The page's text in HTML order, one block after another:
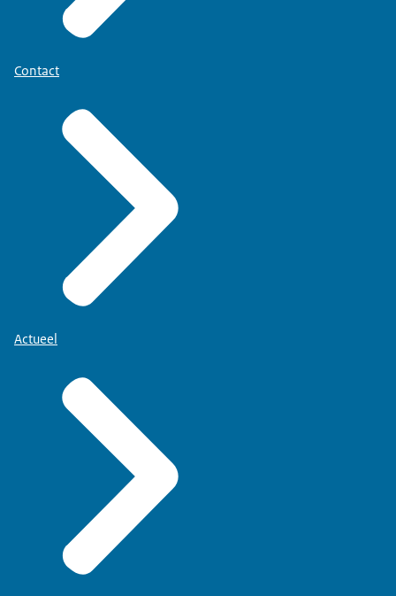
Contact
Actueel